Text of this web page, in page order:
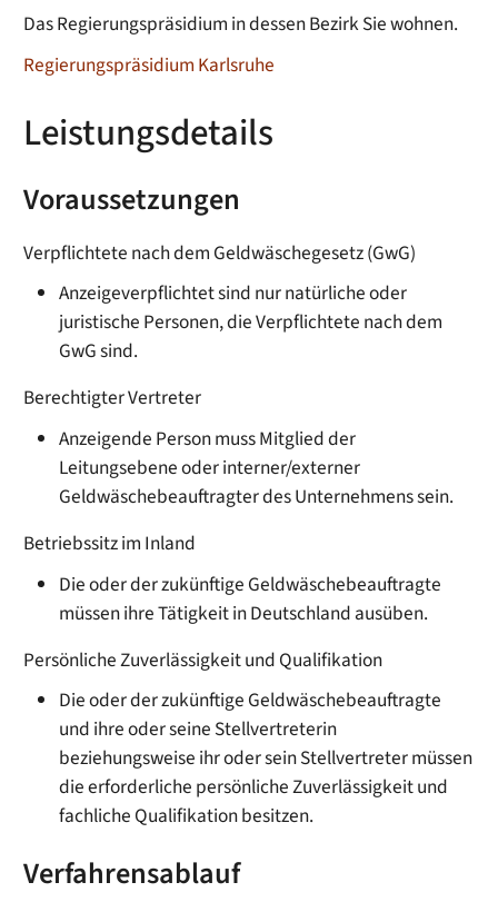
Das Regierungspräsidium in dessen Bezirk Sie wohnen.
Regierungspräsidium Karlsruhe
Leistungsdetails
Voraussetzungen
Verpflichtete nach dem Geldwäschegesetz (GwG)
Anzeigeverpflichtet sind nur natürliche oder
juristische Personen, die Verpflichtete nach dem
GwG sind.
Berechtigter Vertreter
Anzeigende Person muss Mitglied der
Leitungsebene oder interner/externer
Geldwäschebeauftragter des Unternehmens sein.
Betriebssitz im Inland
Die oder der zukünftige Geldwäschebeauftragte
müssen ihre Tätigkeit in Deutschland ausüben.
Persönliche Zuverlässigkeit und Qualifikation
Die oder der zukünftige Geldwäschebeauftragte
und ihre oder seine Stellvertreterin
beziehungsweise ihr oder sein Stellvertreter müssen
die erforderliche persönliche Zuverlässigkeit und
fachliche Qualifikation besitzen.
Verfahrensablauf